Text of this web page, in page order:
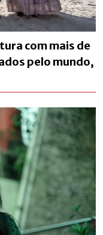
com mais de
pelo mundo,